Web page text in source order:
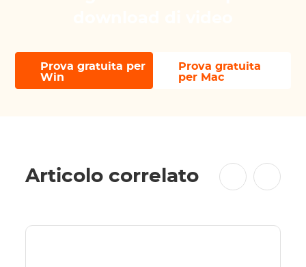
Prova gratuita per
Win
Prova gratuita
per Mac
Articolo correlato